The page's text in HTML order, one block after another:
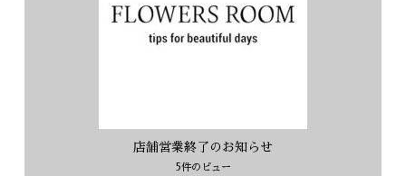
店舗営業終了のお知らせ
5件のビュー